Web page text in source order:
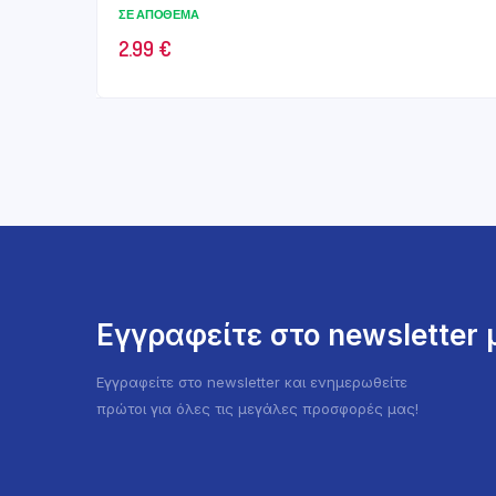
ΣΕ ΑΠΌΘΕΜΑ
2.99 €
Εγγραφείτε στο newsletter
Εγγραφείτε στο newsletter και ενημερωθείτε
πρώτοι για όλες τις μεγάλες προσφορές μας!